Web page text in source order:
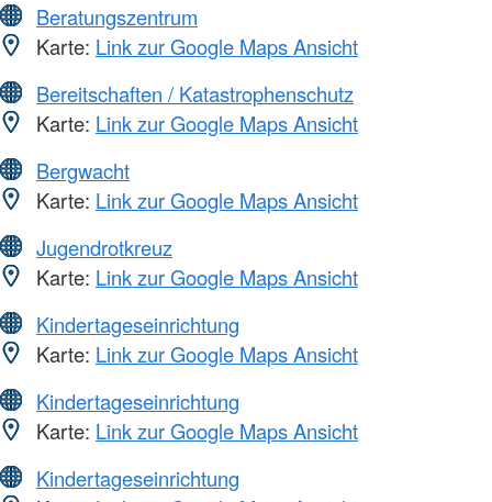
Beratungszentrum
Karte: Link zur Google Maps Ansicht
Bereitschaften / Katastrophenschutz
Karte: Link zur Google Maps Ansicht
Bergwacht
Karte: Link zur Google Maps Ansicht
Jugendrotkreuz
Karte: Link zur Google Maps Ansicht
Kindertageseinrichtung
Karte: Link zur Google Maps Ansicht
Kindertageseinrichtung
Karte: Link zur Google Maps Ansicht
Kindertageseinrichtung